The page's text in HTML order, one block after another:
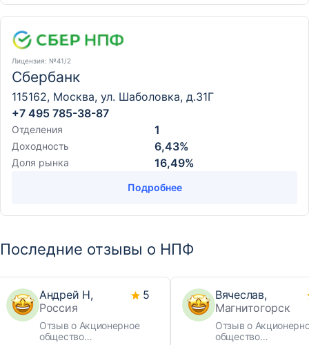
Лицензия: №41/2
Сбербанк
115162, Москва, ул. Шаболовка, д.31Г
+7 495 785-38-87
Отделения 1
Доходность 6,43%
Доля рынка 16,49%
Подробнее
Последние отзывы о НПФ
Андрей Н,
Россия
Отзыв о Акционерное
общество
5
Вячеслав,
Магнитогорск
Отзыв о
общество